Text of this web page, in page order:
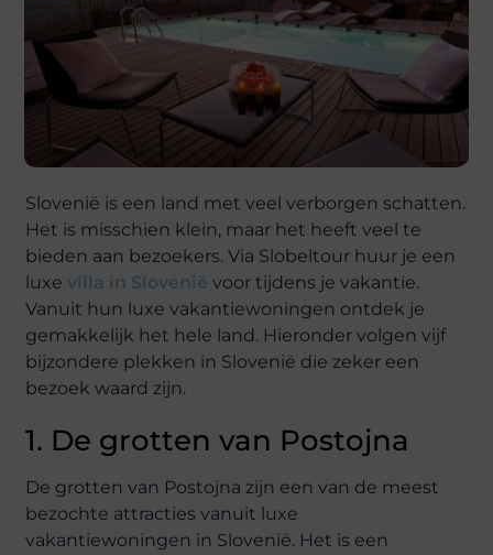
Slovenië is een land met veel verborgen schatten.
Het is misschien klein, maar het heeft veel te
bieden aan bezoekers. Via Slobeltour huur je een
luxe villa in Slovenië voor tijdens je vakantie.
Vanuit hun luxe vakantiewoningen ontdek je
gemakkelijk het hele land. Hieronder volgen vijf
bijzondere plekken in Slovenië die zeker een
bezoek waard zijn.
1. De grotten van Postojna
De grotten van Postojna zijn een van de meest
bezochte attracties vanuit luxe
vakantiewoningen in Slovenië. Het is een